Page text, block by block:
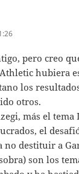
pero creo
hubiera
los
otros.
más el tema
el
no destituir a
son los